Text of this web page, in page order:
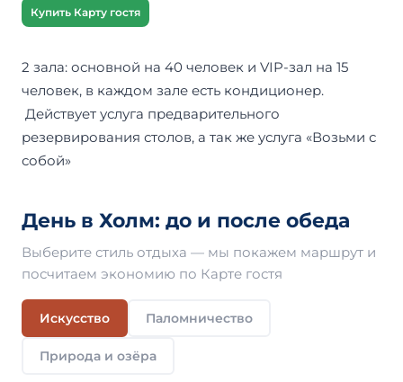
Купить Карту гостя
2 зала: основной на 40 человек и VIP-зал на 15
человек, в каждом зале есть кондиционер.
Действует услуга предварительного
резервирования столов, а так же услуга «Возьми с
собой»
День в Холм: до и после обеда
Выберите стиль отдыха — мы покажем маршрут и
посчитаем экономию по Карте гостя
Искусство Паломничество
Природа и озёра